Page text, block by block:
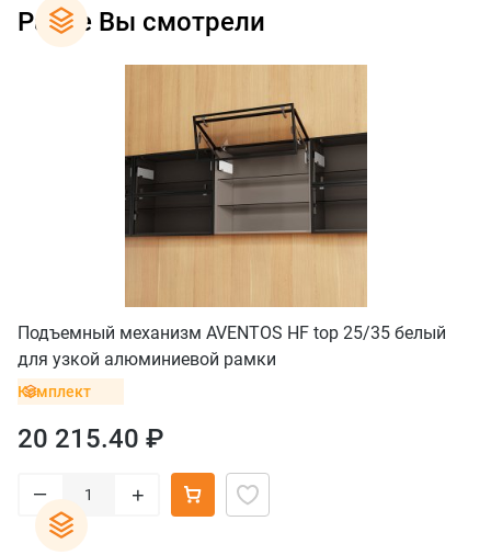
Ранее Вы смотрели
Подъемный механизм AVENTOS HF top 25/35 белый
для узкой алюминиевой рамки
Комплект
20 215.40 ₽
– +